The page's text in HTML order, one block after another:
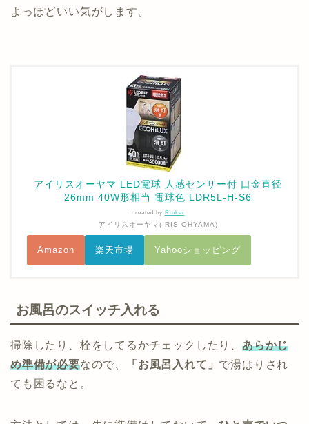
よっぽどいい気がします。
アイリスオーヤマ LED電球 人感センサー付 口金直径
26mm 40W形相当 電球色 LDR5L-H-S6
created by Rinker
アイリスオーヤマ(IRIS OHYAMA)
Amazon 楽天市場 Yahooショッピング
お風呂のスイッチ入れる
掃除したり、栓をしてるかチェックしたり、 あらかじ
め準備が必要なので、 「お風呂入れて」 で湯はりされ
ても困るなと。